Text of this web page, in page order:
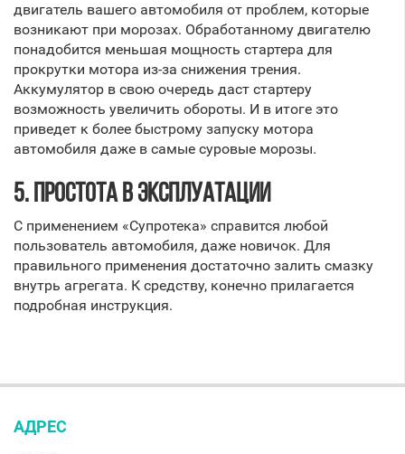
двигатель вашего автомобиля от проблем, которые
возникают при морозах. Обработанному двигателю
понадобится меньшая мощность стартера для
прокрутки мотора из-за снижения трения.
Аккумулятор в свою очередь даст стартеру
возможность увеличить обороты. И в итоге это
приведет к более быстрому запуску мотора
автомобиля даже в самые суровые морозы.
5. ПРОСТОТА В ЭКСПЛУАТАЦИИ
С применением «Супротека» справится любой
пользователь автомобиля, даже новичок. Для
правильного применения достаточно залить смазку
внутрь агрегата. К средству, конечно прилагается
подробная инструкция.
АДРЕС